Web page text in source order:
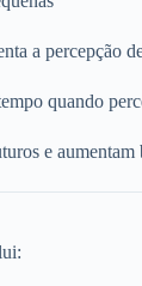
a percepção
quando
e aumentam